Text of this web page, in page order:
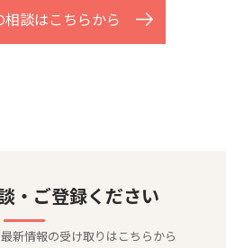
談はこちらから
・ご登録ください
新情報の受け取りはこちらから